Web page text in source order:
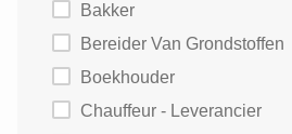
Bakker
Bereider Van Grondstoffen
Boekhouder
Chauffeur - Leverancier